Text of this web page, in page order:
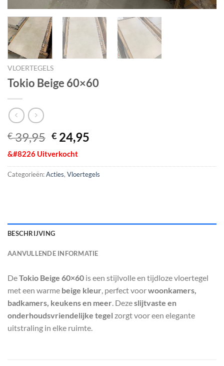
VLOERTEGELS
Tokio Beige 60×60
€39,95 Oorspronkelijke
prijs
was:
€ 39,95.
€ 24,95
€ 24,95.
&#8226 Uitverkocht
Categorieën:Acties, Vloertegels
BESCHRIJVING
AANVULLENDE INFORMATIE
DeTokio Beige 60×60 is een stijlvolle en tijdloze vloertegel
met een warme beige kleur, perfect voorwoonkamers,
badkamers, keukens en meer. Dezeslijtvaste en
onderhoudsvriendelijke tegel zorgt voor een elegante
uitstraling in elke ruimte.